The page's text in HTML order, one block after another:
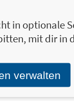
eine
in optionale
mit dir in
verwalten